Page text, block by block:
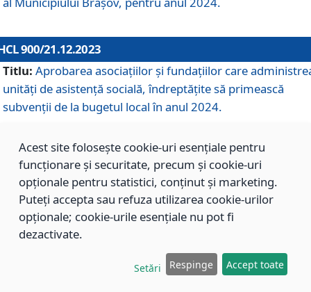
900/21.12.2023
Titlu: Aprobarea asociațiilor şi fundațiilor care
unități de asistenţă socială, îndreptăţite să primească
subvenţii de la bugetul local în anul 2024.
899/21.12.2023
Aprobarea standardelor de cost pentru serviciile
sociale furnizate în cadrul Direcției de Asistență Socială
Brașov, pentru anul 2024.
Modificarea Anexei la H.C.L. nr. 91 din 09.02.2018,
Acest site folosește cookie-uri esențiale pentru
funcționare și securitate, precum și cookie-uri
opționale pentru statistici, conținut și marketing.
Puteți accepta sau refuza utilizarea cookie-urilor
opționale; cookie-urile esențiale nu pot fi
dezactivate.
Setări Respinge Accept toate